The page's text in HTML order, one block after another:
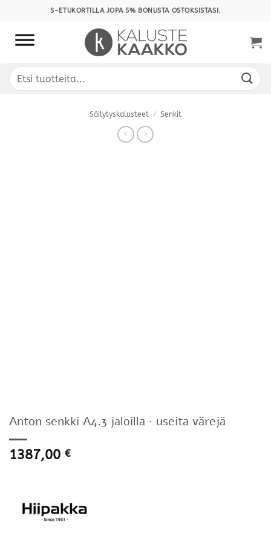
content
S-ETUKORTILLA JOPA 5% BONUSTA OSTOKSISTASI.
Etsi:
Säilytyskalusteet / Senkit
Anton senkki A4.3 jaloilla · useita värejä
1387,00 €